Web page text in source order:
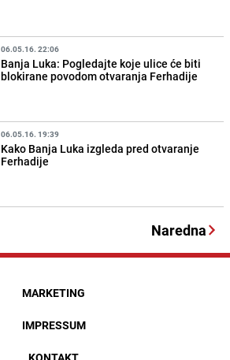
06.05.16. 22:06
Banja Luka: Pogledajte koje ulice će biti
blokirane povodom otvaranja Ferhadije
06.05.16. 19:39
Kako Banja Luka izgleda pred otvaranje
Ferhadije
Naredna
MARKETING
IMPRESSUM